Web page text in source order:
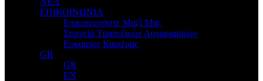
ΕΠΙΚΟΙΝΩΝΙΑ
Επικοινωνήστε Μαζί Μας
Στοιχεία Τραπεζικών Λογαριασμών
Ευκαιρίες Καριέρας
GR
GR
EN